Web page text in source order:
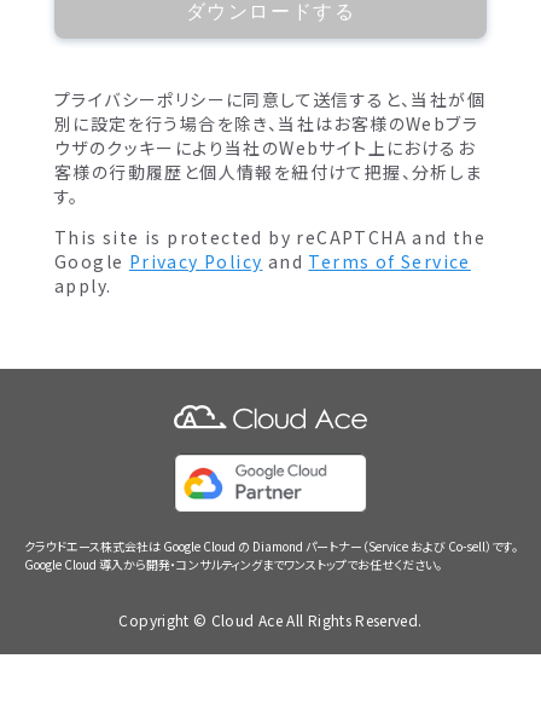
ダウンロードする
プライバシーポリシーに同意して送信すると、当社が個
別に設定を行う場合を除き、当社はお客様のWebブラ
ウザのクッキーにより当社のWebサイト上におけるお
客様の行動履歴と個人情報を紐付けて把握、分析しま
す。
This site is protected by reCAPTCHA and the
Google Privacy Policy and Terms of Service
apply.
クラウドエース株式会社は Google Cloud の Diamond パートナー（Service および Co-sell）です。
Google Cloud 導入から開発・コンサルティングまでワンストップでお任せください。
Copyright © Cloud Ace All Rights Reserved.